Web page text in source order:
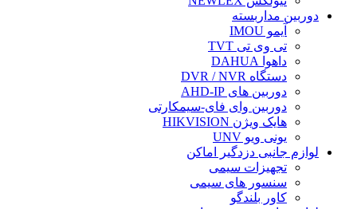
دوربین مداربسته
آیمو IMOU
تی وی تی TVT
داهوا DAHUA
دستگاه DVR / NVR
دوربین های AHD-IP
دوربین وای فای-سیمکارتی
هایک ویژن HIKVISION
یونی ویو UNV
لوازم جانبی دزدگیر اماکن
تجهیزات سیمی
سنسور های سیمی
کاور بلندگو